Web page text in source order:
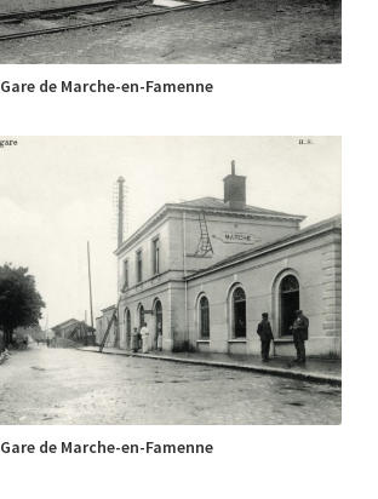
Gare de Marche-en-Famenne
Gare de Marche-en-Famenne